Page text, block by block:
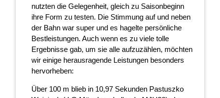
nutzten die Gelegenheit, gleich zu Saisonbeginn
ihre Form zu testen. Die Stimmung auf und neben
der Bahn war super und es hagelte persönliche
Bestleistungen. Auch wenn es zu viele tolle
Ergebnisse gab, um sie alle aufzuzählen, möchten
wir einige herausragende Leistungen besonders
hervorheben:
Über 100 m blieb in 10,97 Sekunden Pastuszko